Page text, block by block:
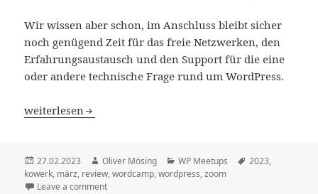
Wir wissen aber schon, im Anschluss bleibt sicher
noch genügend Zeit für das freie Netzwerken, den
Erfahrungsaustausch und den Support für die eine
oder andere technische Frage rund um WordPress.
März-Ausgabe: „WordPress 6.2 & Recap WordCamp Asia“
weiterlesen
Veröffentlicht
am
27.02.2023 Autor
Oliver Mösing Kategorien
WP Meetups Schlagwörter
2023,
kowerk, märz, review,wordcamp,wordpress,zoom
Leave a comment